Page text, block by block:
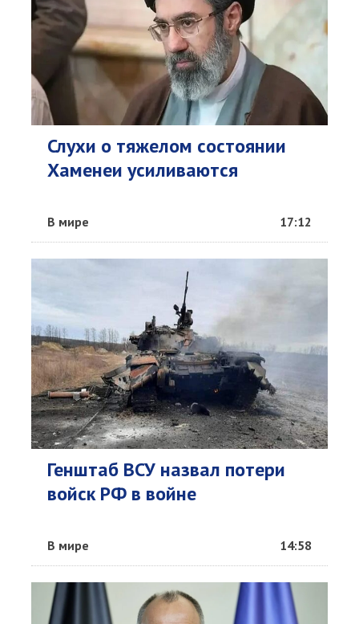
Слухи о тяжелом состоянии
Хаменеи усиливаются
В мире 17:12
Генштаб ВСУ назвал потери
войск РФ в войне
В мире 14:58